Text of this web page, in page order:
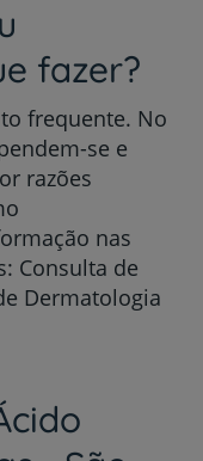
fazer?
frequente. No
se e
razões
nas
Consulta de
Dermatologia